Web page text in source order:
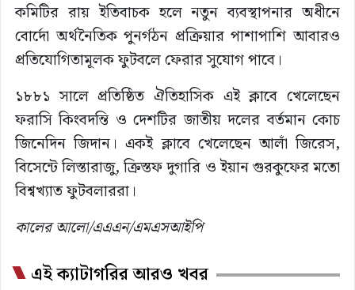
কমিটির রায় ইতিবাচক হলে নতুন ব্যবস্থাপনার অধীনে
বোর্দো অর্থনৈতিক পুনর্গঠন প্রক্রিয়ার পাশাপাশি আবারও
প্রতিযোগিতামূলক ফুটবলে ফেরার সুযোগ পাবে।
১৮৮১ সালে প্রতিষ্ঠিত ঐতিহাসিক এই ক্লাবে খেলেছেন
ফরাসি কিংবদন্তি ও দেশটির জাতীয় দলের বর্তমান কোচ
জিনেদিন জিদান। একই ক্লাবে খেলেছেন আলাঁ জিরেস,
বিসেন্টে লিস্তারাজু, ক্রিস্তফ দুগারি ও ইয়ান গুরকুফের মতো
বিশ্বখ্যাত ফুটবলাররা।
কালের আলো/এএএন/এমএসআইপি
এই ক্যাটাগরির আরও খবর